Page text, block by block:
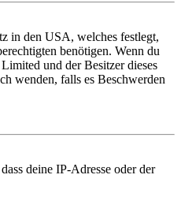
in den USA, welches festlegt,
benötigen. Wenn du
und der Besitzer dieses
wenden, falls es Beschwerden
deine IP-Adresse oder der